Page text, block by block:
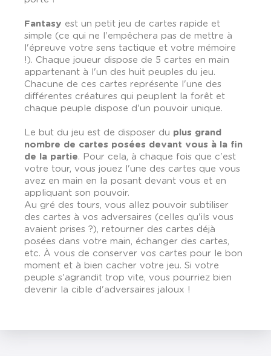
Fantasy est un petit jeu de cartes rapide et
simple (ce qui ne l'empêchera pas de mettre à
l'épreuve votre sens tactique et votre mémoire
!). Chaque joueur dispose de 5 cartes en main
appartenant à l'un des huit peuples du jeu.
Chacune de ces cartes représente l'une des
différentes créatures qui peuplent la forêt et
chaque peuple dispose d'un pouvoir unique.
Le but du jeu est de disposer du plus grand
nombre de cartes posées devant vous à la fin
de la partie. Pour cela, à chaque fois que c'est
votre tour, vous jouez l'une des cartes que vous
avez en main en la posant devant vous et en
appliquant son pouvoir.
Au gré des tours, vous allez pouvoir subtiliser
des cartes à vos adversaires (celles qu'ils vous
avaient prises ?), retourner des cartes déjà
posées dans votre main, échanger des cartes,
etc. À vous de conserver vos cartes pour le bon
moment et à bien cacher votre jeu. Si votre
peuple s'agrandit trop vite, vous pourriez bien
devenir la cible d'adversaires jaloux !